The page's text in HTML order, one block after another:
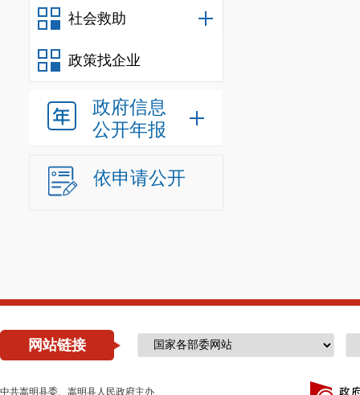
社会救助
政策找企业
政府信息
公开年报
依申请公开
网站链接
中共嵩明县委、嵩明县人民政府主办